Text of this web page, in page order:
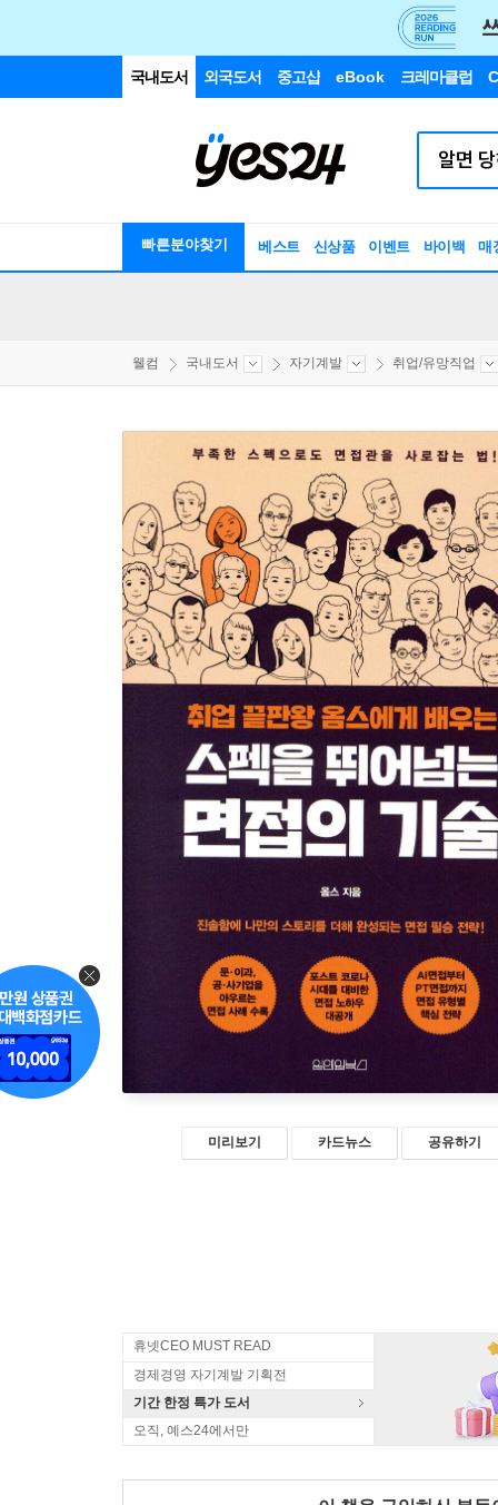
국내도서 외국도서 중고샵 eBook 크레마클럽
빠른분야찾기 베스트 신상품 이벤트 바이백 매
웰컴 국내도서 자기계발 취업/유망직업
미리보기 카드뉴스 공유하기
휴넷CEO MUST READ
경제경영 자기계발 기획전
기간 한정 특가 도서
오직, 예스24에서만